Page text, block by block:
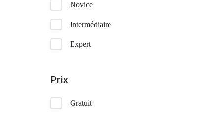
Novice
Intermédiaire
Expert
Prix
Gratuit